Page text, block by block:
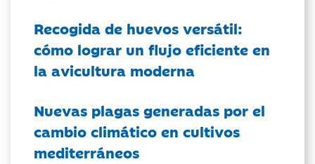
Recogida de huevos versátil:
cómo lograr un flujo eficiente en
la avicultura moderna
Nuevas plagas generadas por el
cambio climático en cultivos
mediterráneos